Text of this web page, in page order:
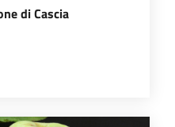
di Cascia